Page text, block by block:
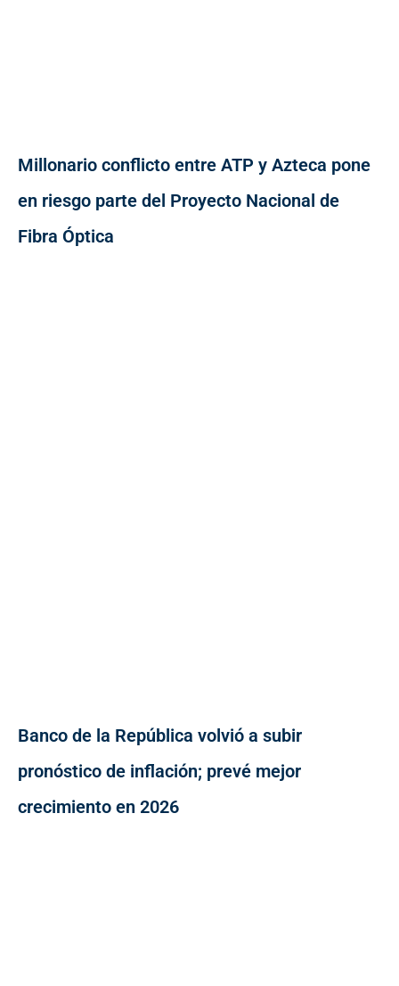
Millonario conflicto entre ATP y Azteca pone
en riesgo parte del Proyecto Nacional de
Fibra Óptica
Banco de la República volvió a subir
pronóstico de inflación; prevé mejor
crecimiento en 2026